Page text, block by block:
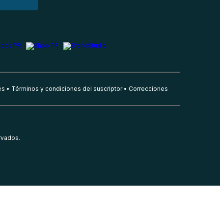
Términos y condiciones del suscriptor Correcciones